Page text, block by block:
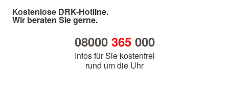
Kostenlose DRK-Hotline.
Wir beraten Sie gerne.
08000 365000
Infos für Sie kostenfrei
rund um die Uhr